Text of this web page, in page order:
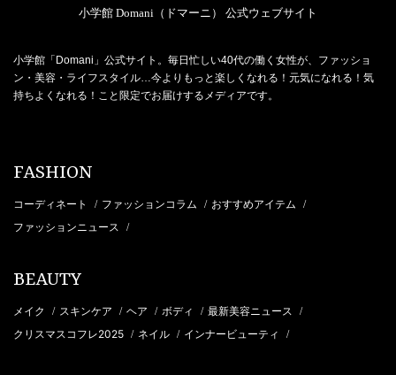
小学館 Domani（ドマーニ） 公式ウェブサイト
小学館「Domani」公式サイト。毎日忙しい40代の働く女性が、ファッショ
ン・美容・ライフスタイル…今よりもっと楽しくなれる！元気になれる！気
持ちよくなれる！こと限定でお届けするメディアです。
FASHION
コーディネート / ファッションコラム / おすすめアイテム /
ファッションニュース /
BEAUTY
メイク / スキンケア / ヘア / ボディ / 最新美容ニュース /
クリスマスコフレ2025 / ネイル / インナービューティ /